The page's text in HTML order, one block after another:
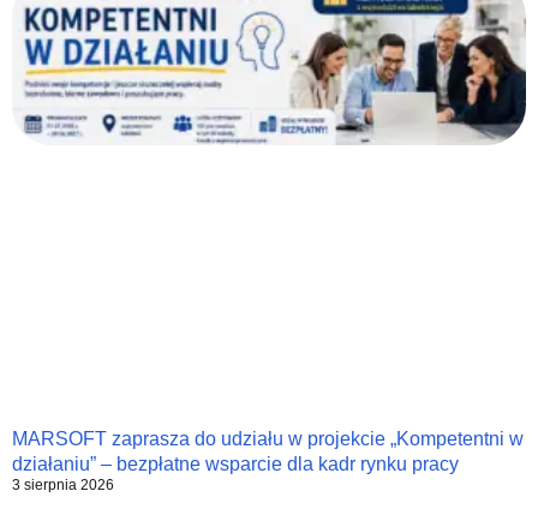
MARSOFT zaprasza do udziału w projekcie „Kompetentni w
działaniu” – bezpłatne wsparcie dla kadr rynku pracy
3 sierpnia 2026